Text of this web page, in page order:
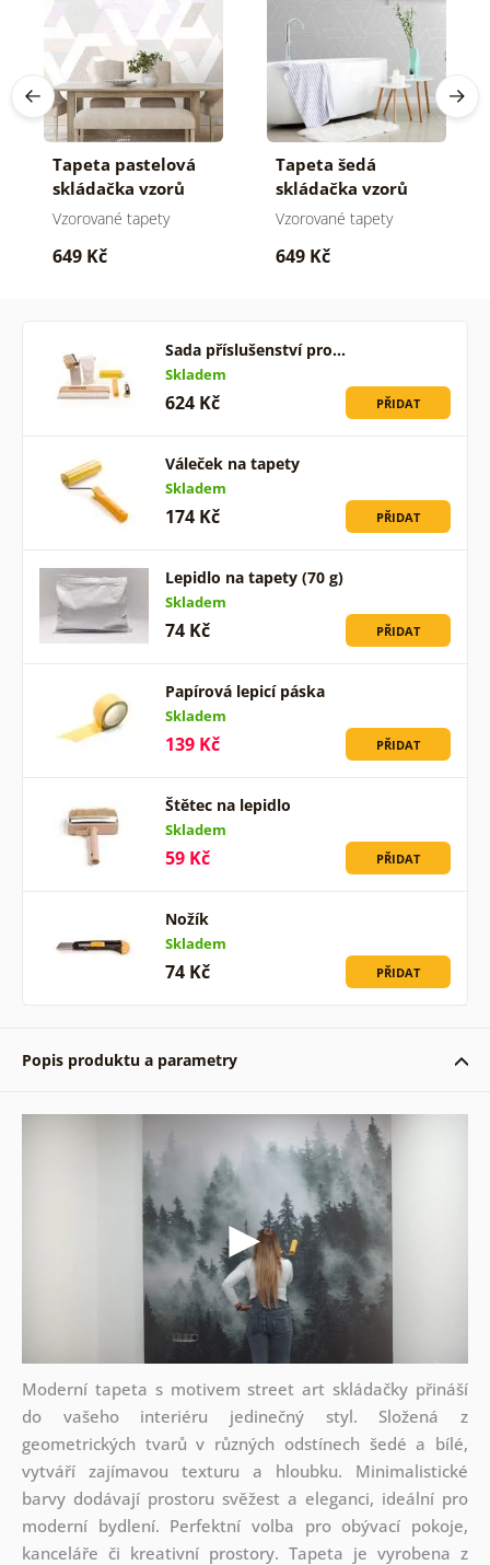
Tapeta pastelová
skládačka vzorů
Vzorované tapety
649 Kč
Tapeta šedá
skládačka vzorů
Vzorované tapety
649 Kč
Sada příslušenství pro…
Skladem
624 Kč PŘIDAT
Váleček na tapety
Skladem
174 Kč PŘIDAT
Lepidlo na tapety (70 g)
Skladem
74 Kč PŘIDAT
Papírová lepicí páska
Skladem
139 Kč PŘIDAT
Štětec na lepidlo
Skladem
59 Kč PŘIDAT
Nožík
Skladem
74 Kč PŘIDAT
Popis produktu a parametry
Moderní tapeta s motivem street art skládačky přináší
do vašeho interiéru jedinečný styl. Složená z
geometrických tvarů v různých odstínech šedé a bílé,
vytváří zajímavou texturu a hloubku. Minimalistické
barvy dodávají prostoru svěžest a eleganci, ideální pro
moderní bydlení. Perfektní volba pro obývací pokoje,
kanceláře či kreativní prostory. Tapeta je vyrobena z